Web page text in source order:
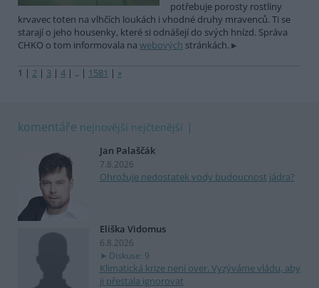
potřebuje porosty rostliny
krvavec toten na vlhčích loukách i vhodné druhy mravenců. Ti se
starají o jeho housenky, které si odnášejí do svých hnízd. Správa
CHKO o tom informovala na webových stránkách.
1 | 2 | 3 | 4 | .. | 1581 | »
komentáře nejnovější nejčtenější
Jan Palaščák
7.8.2026
Ohrožuje nedostatek vody budoucnost jádra?
Eliška Vidomus
6.8.2026
Diskuse: 9
Klimatická krize není over. Vyzýváme vládu, aby
ji přestala ignorovat